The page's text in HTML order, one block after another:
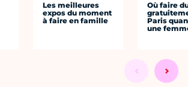
Les meilleures
expos du moment
à faire en famille
Où faire
Paris
une